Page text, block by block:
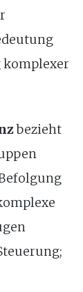
komplexer
bezieht